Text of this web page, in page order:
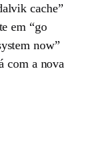
cache”
em “go
now”
com a nova